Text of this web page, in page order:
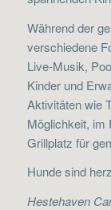
Während der
verschiedene
Live-Musik,
Kinder und
Aktivitäten wie
Möglichkeit, im
Grillplatz für
Hunde sind
Hestehaven